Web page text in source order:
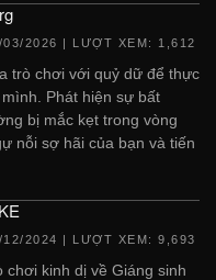
03/2026 | LƯỢT XEM: 1,612
trò chơi với quỷ dữ để thực
Phát hiện sự bất
bị mắc kẹt trong vòng
nỗi sợ hãi của bạn và tiến
12/2024 | LƯỢT XEM: 9,693
chơi kinh dị về Giáng sinh